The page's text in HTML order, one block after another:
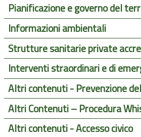
Pianificazione e governo del
Informazioni ambientali
Strutture sanitarie private
Interventi straordinari e di
Altri contenuti - Prevenzione
Altri Contenuti – Procedura
Altri contenuti - Accesso civico